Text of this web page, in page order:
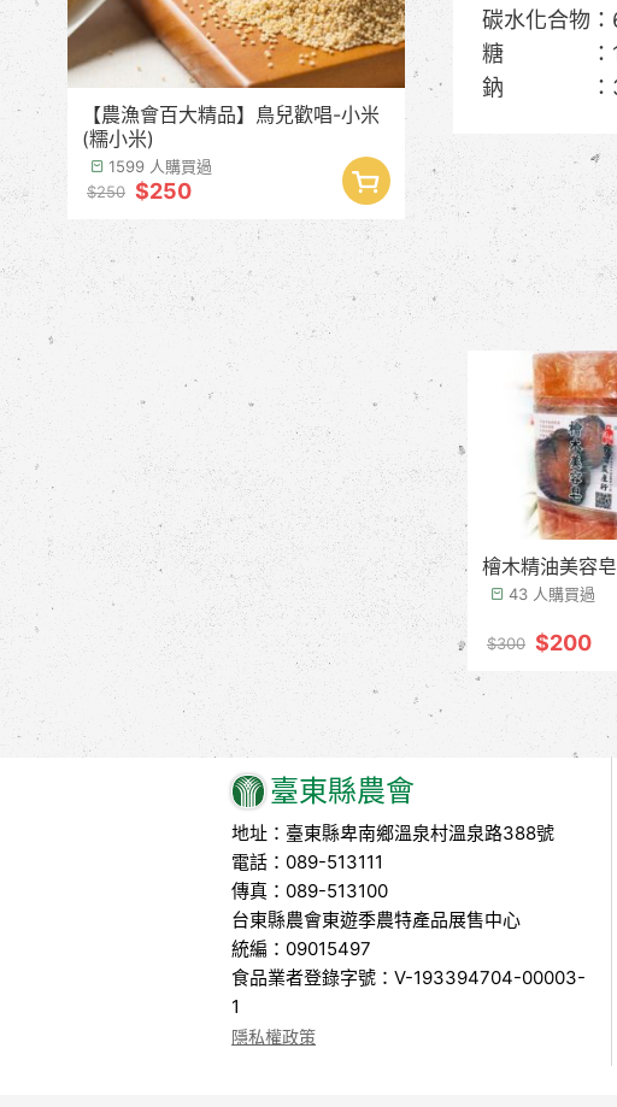
【農漁會百大精品】鳥兒歡唱-小米
(糯小米)
1599 人購買過
$250 $250
碳水化合物
糖 ：
鈉 ：3
檜木精油美容皂
43 人購買過
$300 $200
臺東縣農會
地址：臺東縣卑南鄉溫泉村溫泉路388號
電話：089-513111
傳真：089-513100
台東縣農會東遊季農特產品展售中心
統編：09015497
食品業者登錄字號：V-193394704-00003-
1
隱私權政策